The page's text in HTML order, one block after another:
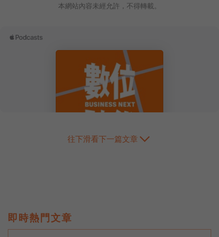
本網站內容未經允許，不得轉載。
往下滑看下一篇文章
即時熱門文章